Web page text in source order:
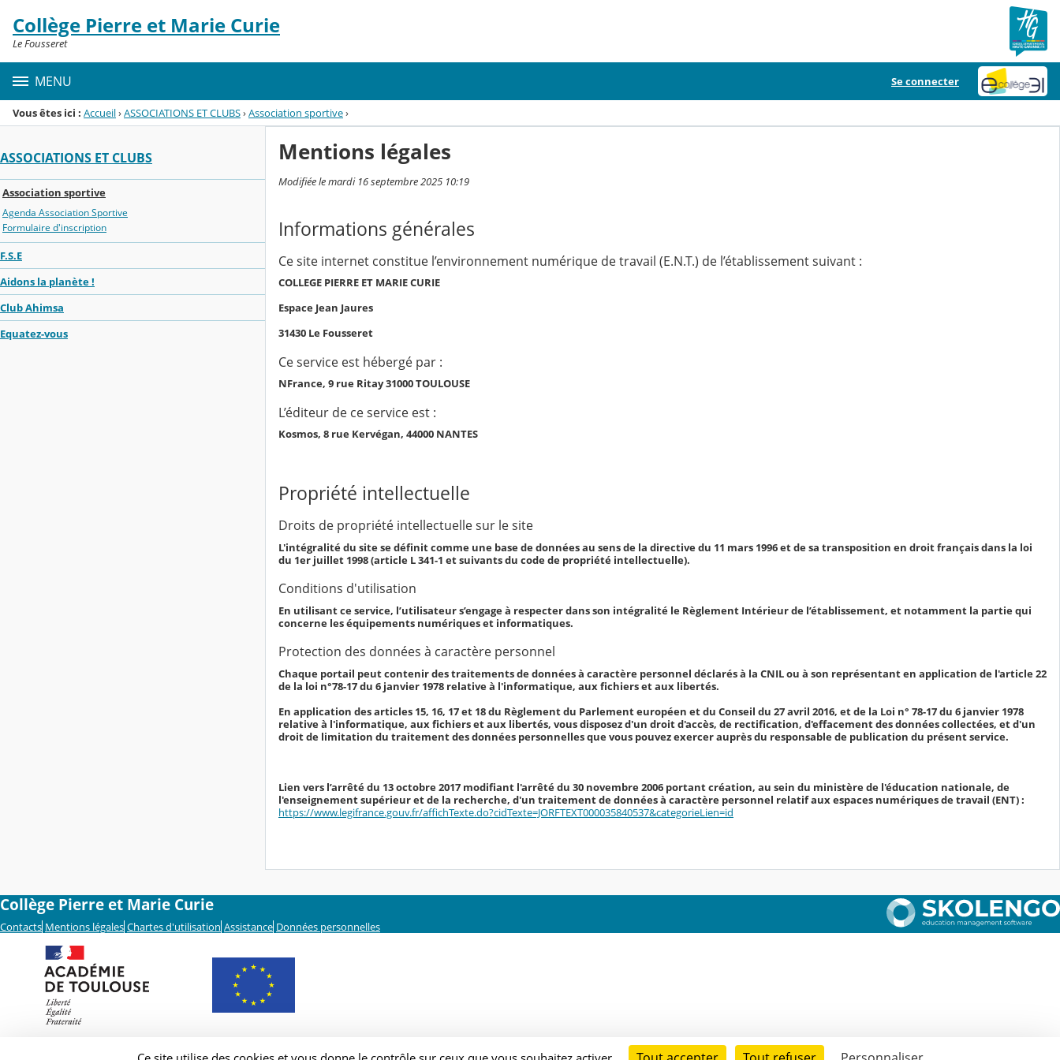
Menu de la rubrique
Contenu
Collège Pierre et Marie Curie
Le Fousseret
MENU Se connecter
Vous êtes ici : Accueil›ASSOCIATIONS ET CLUBS›Association sportive›
ASSOCIATIONS ET CLUBS
Association sportive
Agenda Association Sportive
Formulaire d'inscription
F.S.E
Aidons la planète !
Club Ahimsa
Equatez-vous
Mentions légales
Modifiée le mardi 16 septembre 2025 10:19
Informations générales
Ce site internet constitue l’environnement numérique de travail (E.N.T.) de l’établissement suivant :
COLLEGE PIERRE ET MARIE CURIE
Espace Jean Jaures
31430 Le Fousseret
Ce service est hébergé par :
NFrance, 9 rue Ritay 31000 TOULOUSE
L’éditeur de ce service est :
Kosmos, 8 rue Kervégan, 44000 NANTES
Propriété intellectuelle
Droits de propriété intellectuelle sur le site
L'intégralité du site se définit comme une base de données au sens de la directive du 11 mars 1996 et de sa transposition en droit français dans la loi
du 1er juillet 1998 (article L 341-1 et suivants du code de propriété intellectuelle).
Conditions d'utilisation
En utilisant ce service, l’utilisateur s’engage à respecter dans son intégralité le Règlement Intérieur de l’établissement, et notamment la partie qui
concerne les équipements numériques et informatiques.
Protection des données à caractère personnel
Chaque portail peut contenir des traitements de données à caractère personnel déclarés à la CNIL ou à son représentant en application de l'article 22
de la loi n°78-17 du 6 janvier 1978 relative à l'informatique, aux fichiers et aux libertés.
En application des articles 15, 16, 17 et 18 du Règlement du Parlement européen et du Conseil du 27 avril 2016, et de la Loi n° 78-17 du 6 janvier 1978
relative à l'informatique, aux fichiers et aux libertés, vous disposez d'un droit d'accès, de rectification, d'effacement des données collectées, et d'un
droit de limitation du traitement des données personnelles que vous pouvez exercer auprès du responsable de publication du présent service.
Lien vers l’arrêté du 13 octobre 2017 modifiant l'arrêté du 30 novembre 2006 portant création, au sein du ministère de l'éducation nationale, de
l'enseignement supérieur et de la recherche, d'un traitement de données à caractère personnel relatif aux espaces numériques de travail (ENT) :
https://www.legifrance.gouv.fr/affichTexte.do?cidTexte=JORFTEXT000035840537&categorieLien=id
Collège Pierre et Marie Curie
Contacts Mentions légales Chartes d'utilisation Assistance Données personnelles